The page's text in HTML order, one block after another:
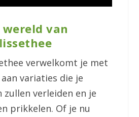
wereld van
verwelkomt je met
variaties die je
zullen verleiden en je
prikkelen. Of je nu